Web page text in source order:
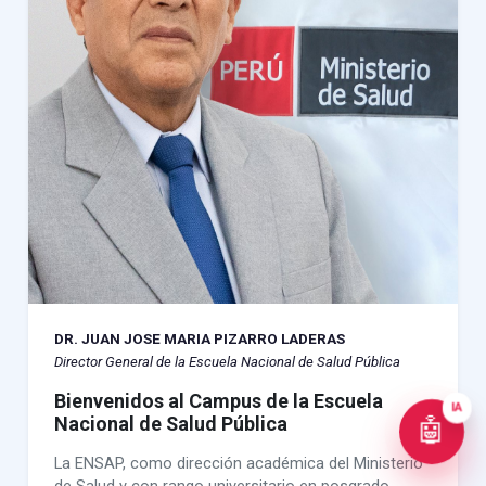
DR. JUAN JOSE MARIA PIZARRO LADERAS
Director General de la Escuela Nacional de Salud Pública
Bienvenidos al Campus de la Escuela
Nacional de Salud Pública
La ENSAP, como dirección académica del Ministerio
IA
🤖